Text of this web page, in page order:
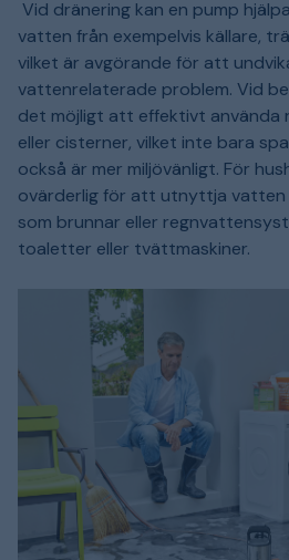
Vid dränering kan en pump
vatten från exempelvis källare,
vilket är avgörande för att
vattenrelaterade problem. Vid
det möjligt att effektivt använda
eller cisterner, vilket inte bara
också är mer miljövänligt. För
ovärderlig för att utnyttja vatten
som brunnar eller
toaletter eller tvättmaskiner.